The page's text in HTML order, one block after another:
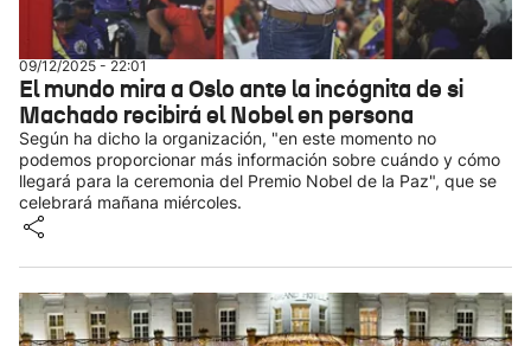
09/12/2025 - 22:01
El mundo mira a Oslo ante la incógnita de si
Machado recibirá el Nobel en persona
Según ha dicho la organización, "en este momento no
podemos proporcionar más información sobre cuándo y cómo
llegará para la ceremonia del Premio Nobel de la Paz", que se
celebrará mañana miércoles.